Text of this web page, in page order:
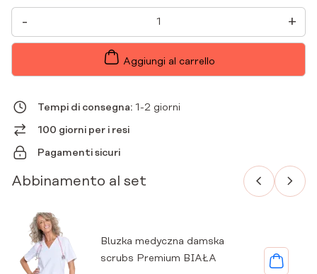
-
PANTALONI
MEDICI
DA
DONNA
+
Aggiungi al carrello
Tempi di consegna: 1-2 giorni
100 giorni per i resi
Pagamenti sicuri
Abbinamento al set
Bluzka medyczna damska
scrubs Premium BIAŁA